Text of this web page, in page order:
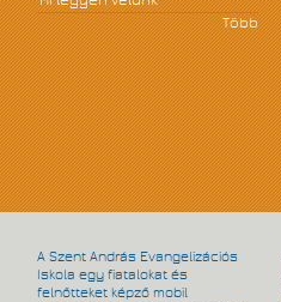
Több
A Szent András Evangelizációs
Iskola egy fiatalokat és
felnőtteket képző mobil